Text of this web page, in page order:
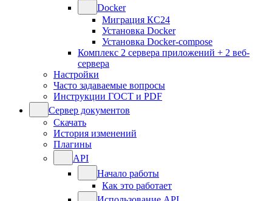
Docker
Миграция КС24
Установка Docker
Установка Docker-compose
Комплекс 2 сервера приложений + 2 веб-
сервера
Настройки
Часто задаваемые вопросы
Инструкции ГОСТ и PDF
Сервер документов
Скачать
История изменений
Плагины
API
Начало работы
Как это работает